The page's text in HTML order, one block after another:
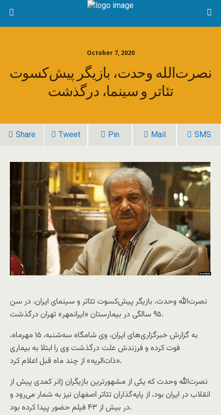
October 7, 2020
نصرت‌الله وحدت، بازیگر پیش‌کسوت
تئاتر و سینما، درگذشت
Share Tweet Pin Mail SMS
نصرت‌الله وحدت، بازیگر پیش‌کسوت تئاتر و سینمای ایران، در سن
۹۵ سالگی در بیمارستان «ایرانمهر» تهران درگذشت.
به گزارش خبرگزاری‌های ایران، وی شامگاه سه‌شنبه، ۱۵ مهرماه،
فوت کرده و فرزندش علت درگذشت وی را ابتلا به بیماری
«ذات‌الریه» از چند ماه قبل اعلام کرد.
نصرت‌الله وحدت که یکی از مشهورترین بازیگران ژانر کمدی پیش از
انقلاب در ایران بود، از پایه‌گذاران تئاتر اصفهان نیز به شمار می‌رود و
در بیش از ۴۳ فیلم حضور پیدا کرده بود.